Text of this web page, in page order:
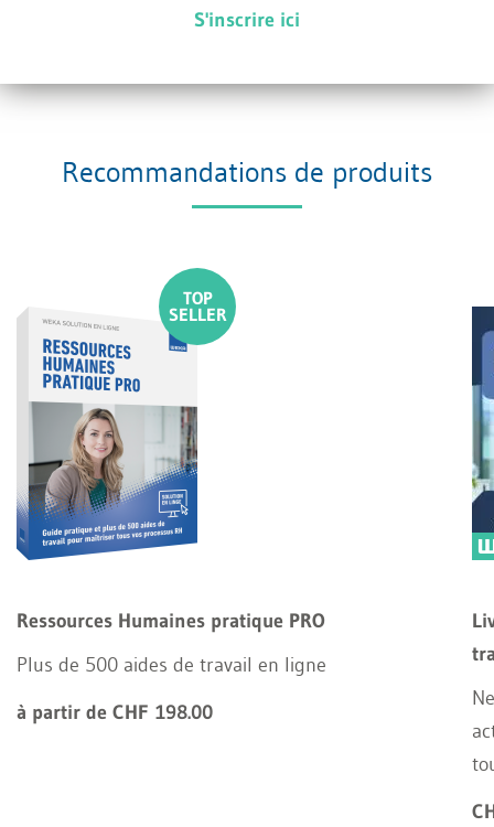
cela peut nuire à la justification d’un
S'inscrire ici
Recommandations de produits
Ressources Humaines pratique PRO
Plus de 500 aides de travail en ligne
à partir de CHF 198.00